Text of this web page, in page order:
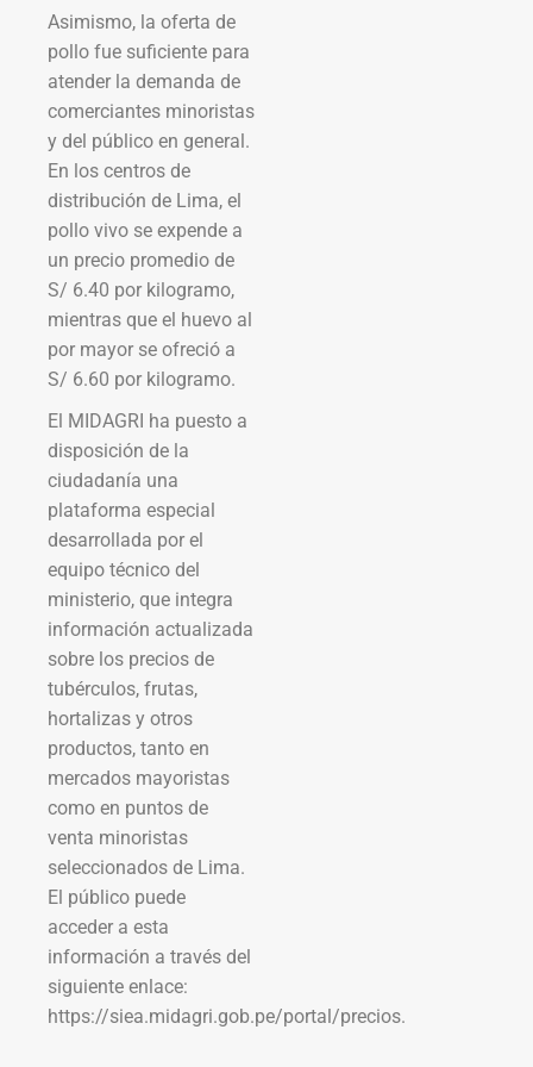
Asimismo, la oferta de
pollo fue suficiente para
atender la demanda de
comerciantes minoristas
y del público en general.
En los centros de
distribución de Lima, el
pollo vivo se expende a
un precio promedio de
S/ 6.40 por kilogramo,
mientras que el huevo al
por mayor se ofreció a
S/ 6.60 por kilogramo.
El MIDAGRI ha puesto a
disposición de la
ciudadanía una
plataforma especial
desarrollada por el
equipo técnico del
ministerio, que integra
información actualizada
sobre los precios de
tubérculos, frutas,
hortalizas y otros
productos, tanto en
mercados mayoristas
como en puntos de
venta minoristas
seleccionados de Lima.
El público puede
acceder a esta
información a través del
siguiente enlace:
https://siea.midagri.gob.pe/portal/precios.